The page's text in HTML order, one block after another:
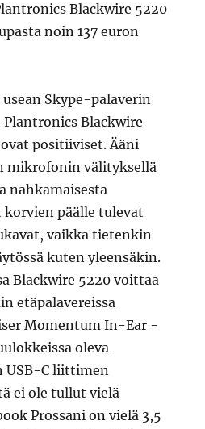
Blackwire 5220
noin 137 euron
Skype-palaverin
Blackwire
positiiviset. Ääni
mikrofonin välityksellä
nahkamaisesta
päälle tulevat
vaikka tietenkin
kuten yleensäkin.
Blackwire 5220 voittaa
etäpalavereissa
Momentum In-Ear -
oleva
USB-C liittimen
ei ole tullut vielä
Prossani on vielä 3,5